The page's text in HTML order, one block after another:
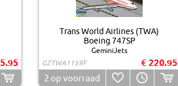
Trans World Airlines (TWA)
Boeing 747SP
GeminiJets
G2TWA1159F
€ 220.95
2 op voorraad